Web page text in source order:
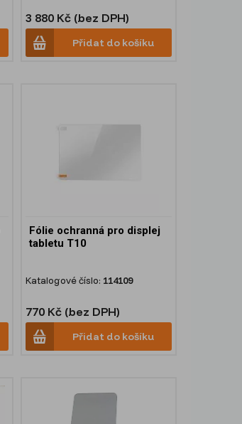
3 880 Kč (bez DPH)
Přidat do košíku
Fólie ochranná pro displej
tabletu T10
Katalogové číslo: 114109
770 Kč (bez DPH)
Přidat do košíku